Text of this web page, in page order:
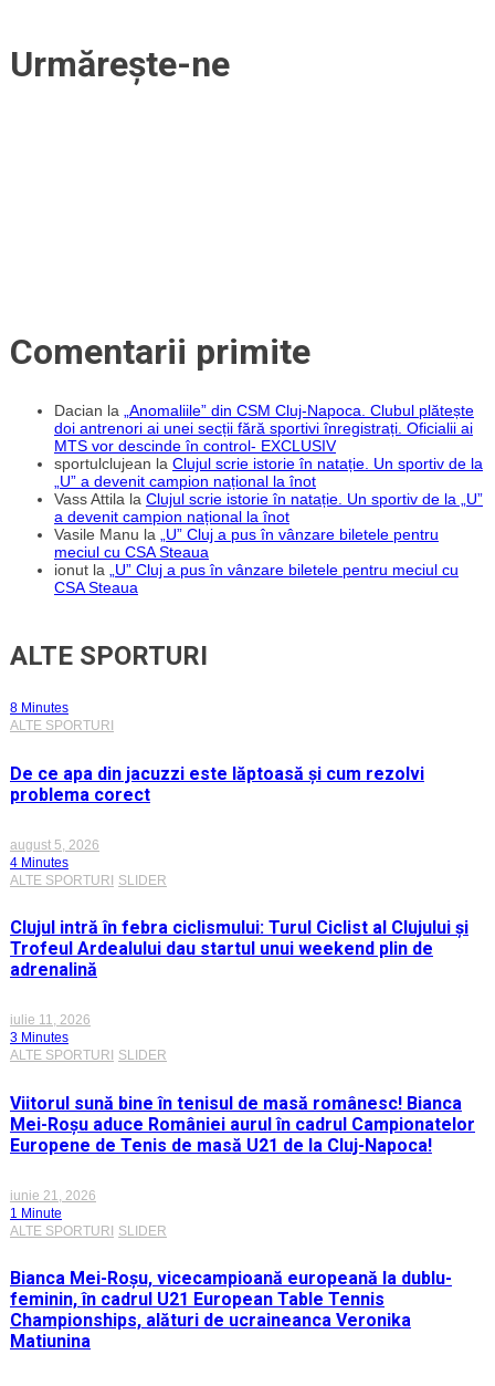
Urmărește-ne
Comentarii primite
Dacian la „Anomaliile” din CSM Cluj-Napoca. Clubul plătește
doi antrenori ai unei secții fără sportivi înregistrați. Oficialii ai
MTS vor descinde în control- EXCLUSIV
sportulclujean la Clujul scrie istorie în natație. Un sportiv de la
„U” a devenit campion național la înot
Vass Attila la Clujul scrie istorie în natație. Un sportiv de la „U”
a devenit campion național la înot
Vasile Manu la „U” Cluj a pus în vânzare biletele pentru
meciul cu CSA Steaua
ionut la „U” Cluj a pus în vânzare biletele pentru meciul cu
CSA Steaua
ALTE SPORTURI
8 Minutes
ALTE SPORTURI
De ce apa din jacuzzi este lăptoasă și cum rezolvi
problema corect
august 5, 2026
4 Minutes
ALTE SPORTURI SLIDER
Clujul intră în febra ciclismului: Turul Ciclist al Clujului și
Trofeul Ardealului dau startul unui weekend plin de
adrenalină
iulie 11, 2026
3 Minutes
ALTE SPORTURI
SLIDER
Viitorul sună bine în tenisul de masă românesc! Bianca
Mei-Roșu aduce României aurul în cadrul Campionatelor
Europene de Tenis de masă U21 de la Cluj-Napoca!
iunie 21, 2026
1 Minute
ALTE SPORTURI SLIDER
Bianca Mei-Roșu, vicecampioană europeană la dublu-
feminin, în cadrul U21 European Table Tennis
Championships, alături de ucraineanca Veronika
Matiunina